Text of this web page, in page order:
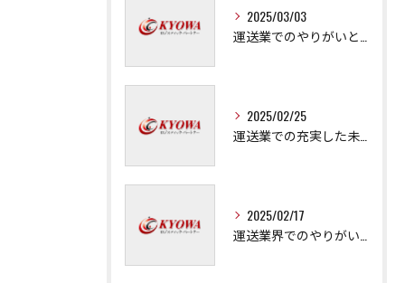
2025/03/03
2025/02/25
2025/02/17